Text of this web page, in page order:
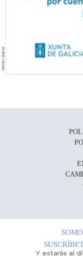
Y estarás al